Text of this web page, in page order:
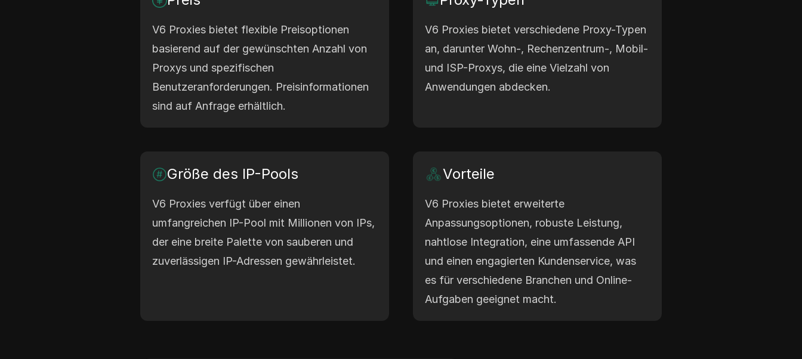
V6 Proxies bietet flexible Preisoptionen
basierend auf der gewünschten Anzahl von
Proxys und spezifischen
Benutzeranforderungen. Preisinformationen
sind auf Anfrage erhältlich.
V6 Proxies bietet verschiedene Proxy-Typen
an, darunter Wohn-, Rechenzentrum-, Mobil-
und ISP-Proxys, die eine Vielzahl von
Anwendungen abdecken.
Größe des IP-Pools
V6 Proxies verfügt über einen
umfangreichen IP-Pool mit Millionen von IPs,
der eine breite Palette von sauberen und
zuverlässigen IP-Adressen gewährleistet.
Vorteile
V6 Proxies bietet erweiterte
Anpassungsoptionen, robuste Leistung,
nahtlose Integration, eine umfassende API
und einen engagierten Kundenservice, was
es für verschiedene Branchen und Online-
Aufgaben geeignet macht.